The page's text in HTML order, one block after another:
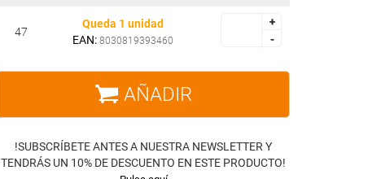
47
Queda 1 unidad
EAN: 8030819393460
+
-
+
-
AÑADIR
!SUBSCRÍBETE ANTES A NUESTRA NEWSLETTER Y
TENDRÁS UN 10% DE DESCUENTO EN ESTE PRODUCTO!